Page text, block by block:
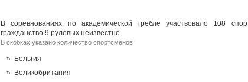
В соревнованиях по академической гребле участвовало 108
гражданство 9 рулевых неизвестно.
В скобках указано количество спортсменов
Бельгия
Великобритания